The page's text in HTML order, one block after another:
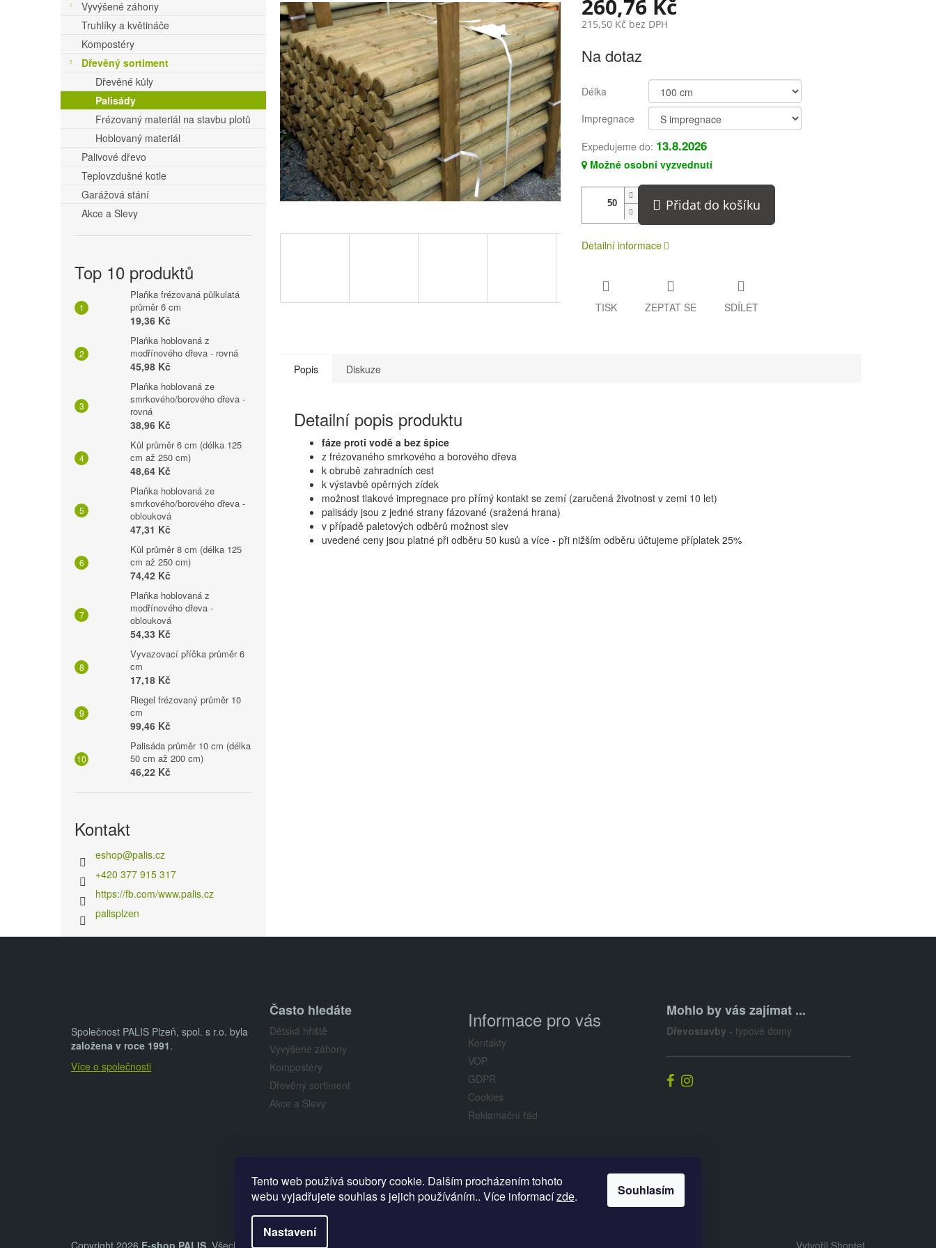
Tento web používá soubory cookie. Dalším procházením tohoto
webu vyjadřujete souhlas s jejich používáním.. Více informacízde.
Nastavení
Souhlasím
n
n
í
Vyvýšené záhony
Truhlíky a květináče
Kompostéry
Dřevěný sortiment
Dřevěné kůly
Palisády
Frézovaný materiál na stavbu plotů
Hoblovaný materiál
Palivové dřevo
Teplovzdušné kotle
Garážová stání
Akce a Slevy
Top 10 produktů
Plaňka frézovaná půlkulatá
průměr 6 cm
19,36 Kč
Plaňka hoblovaná z
modřínového dřeva - rovná
45,98 Kč
Plaňka hoblovaná ze
smrkového/borového dřeva -
rovná
38,96 Kč
Kůl průměr 6 cm (délka 125
cm až 250 cm)
48,64 Kč
Plaňka hoblovaná ze
smrkového/borového dřeva -
oblouková
47,31 Kč
Kůl průměr 8 cm (délka 125
cm až 250 cm)
74,42 Kč
Plaňka hoblovaná z
modřínového dřeva -
oblouková
54,33 Kč
Vyvazovací příčka průměr 6
cm
17,18 Kč
Riegel frézovaný průměr 10
cm
99,46 Kč
Palisáda průměr 10 cm (délka
50 cm až 200 cm)
46,22 Kč
Kontakt
eshop@palis.cz
+420 377 915 317
https://fb.com/www.palis.cz
palisplzen
je
0,0
z
5
hvězdiček.
260,76 Kč
215,50 Kč bez DPH
cena:
Na dotaz
Délka
Impregnace
Expedujeme do: 13.8.2026
Možné osobní vyzvednutí
Přidat do košíku
Detailní informace
TISK ZEPTAT SE SDÍLET
Popis Diskuze
Detailní popis produktu
fáze proti vodě a bez špice
z frézovaného smrkového a borového dřeva
k obrubě zahradních cest
k výstavbě opěrných zídek
možnost tlakové impregnace pro přímý kontakt se zemí (zaručená životnost v zemi 10 let)
palisády jsou z jedné strany fázované (sražená hrana)
v případě paletových odběrů možnost slev
uvedené ceny jsou platné při odběru 50 kusů a více - při nižším odběru účtujeme příplatek 25%
Společnost PALIS Plzeň, spol. s r.o. byla
založena v roce 1991.
Více o společnosti
Často hledáte
Dětská hřiště
Vyvýšené záhony
Kompostéry
Dřevěný sortiment
Akce a Slevy
Informace pro vás
Kontakty
VOP
GDPR
Cookies
Reklamační řád
Mohlo by vás zajímat ...
Dřevostavby - typové domy
Palis.cz
Vytvořil Shoptet
Copyright 2026 E-shop PALIS . Všechna práva vyhrazena.